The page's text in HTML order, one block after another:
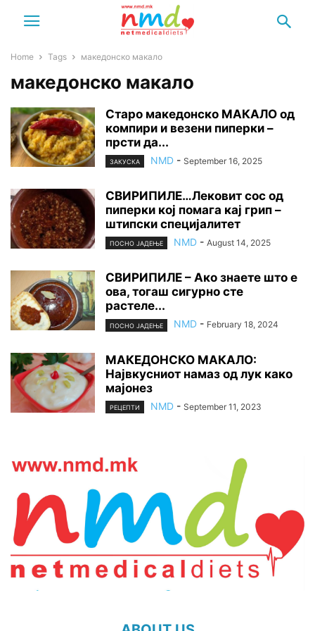
Home Tags македонско макало
македонско макало
Старо македонско МАКАЛО од
компири и везени пиперки –
прсти да...
ЗАКУСКА NMD - September 16, 2025
СВИРИПИЛЕ…Лековит сос од
пиперки кој помага кај грип –
штипски специјалитет
ПОСНО ЈАДЕЊЕ NMD - August 14, 2025
СВИРИПИЛЕ – Ако знаете што е
ова, тогаш сигурно сте
растеле...
ПОСНО ЈАДЕЊЕ NMD - February 18, 2024
МАКЕДОНСКО МАКАЛО:
Највкусниот намаз од лук како
мајонез
РЕЦЕПТИ NMD - September 11, 2023